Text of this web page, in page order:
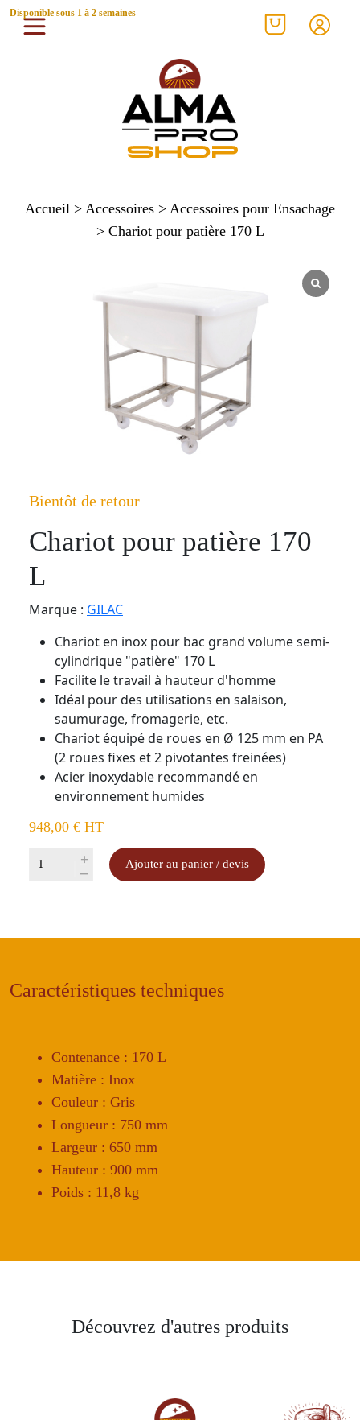
Accueil > Accessoires > Accessoires pour Ensachage
> Chariot pour patière 170 L
Bientôt de retour
Chariot pour patière 170
L
Marque : GILAC
Chariot en inox pour bac grand volume semi-
cylindrique "patière" 170 L
Facilite le travail à hauteur d'homme
Idéal pour des utilisations en salaison,
saumurage, fromagerie, etc.
Chariot équipé de roues en Ø 125 mm en PA
(2 roues fixes et 2 pivotantes freinées)
Acier inoxydable recommandé en
environnement humides
Disponible sous 1 à 2 semaines
948,00 € HT
quantité
patière
+
-
Ajouter au panier / devis
Caractéristiques techniques
Contenance : 170 L
Matière : Inox
Couleur : Gris
Longueur : 750 mm
Largeur : 650 mm
Hauteur : 900 mm
Poids : 11,8 kg
Découvrez d'autres produits